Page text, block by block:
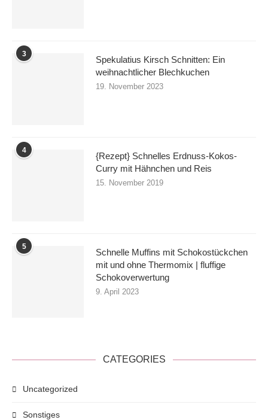
3
Spekulatius Kirsch Schnitten: Ein
weihnachtlicher Blechkuchen
19. November 2023
4
{Rezept} Schnelles Erdnuss-Kokos-
Curry mit Hähnchen und Reis
15. November 2019
5
Schnelle Muffins mit Schokostückchen
mit und ohne Thermomix | fluffige
Schokoverwertung
9. April 2023
CATEGORIES
Uncategorized
Sonstiges